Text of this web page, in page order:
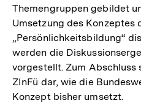
Themengruppen gebildet
Umsetzung des Konzeptes
„Persönlichkeitsbildung“
werden die
vorgestellt. Zum Abschluss
ZInFü dar, wie die
Konzept bisher umsetzt.